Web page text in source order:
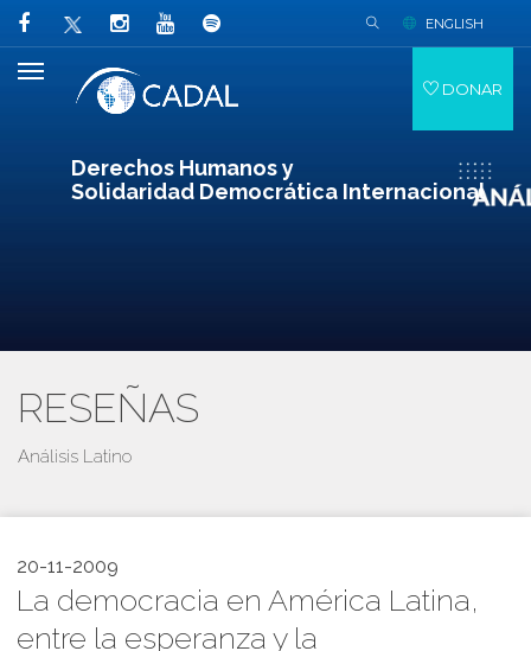
Derechos Humanos y
Solidaridad Democrática Internacional
ENGLISH
DONAR
RESEÑAS
Análisis Latino
20-11-2009
La democracia en América Latina,
entre la esperanza y la